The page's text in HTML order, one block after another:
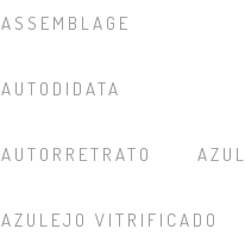
ASSEMBLAGE
AUTODIDATA
AUTORRETRATO AZUL
AZULEJO VITRIFICADO